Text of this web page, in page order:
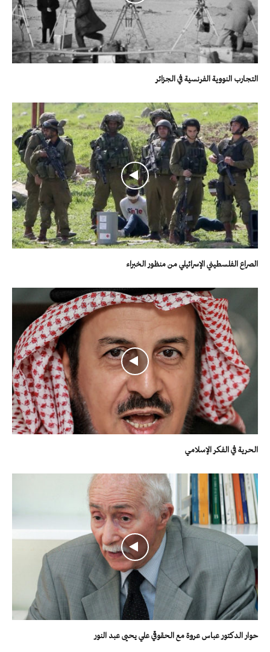
التجارب النووية الفرنسية في الجزائر
الصراع الفلسطيني الإسرائيلي من منظور الخبراء
الحرية في الفكر الإسلامي
حوار الدكتور عباس عروة مع الحقوقي علي يحيى عبد النور